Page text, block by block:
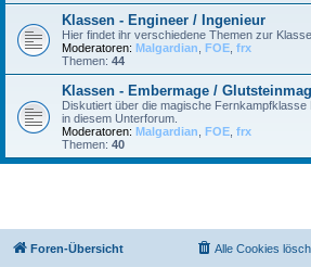
Klassen - Engineer / Ingenieur
Hier findet ihr verschiedene Themen zur
Moderatoren: Malgardian FOE frx
Themen: 44
Klassen - Embermage /
Diskutiert über die magische
in diesem Unterforum.
Moderatoren: Malgardian FOE frx
Themen: 40
Foren-Übersicht Alle Cookies